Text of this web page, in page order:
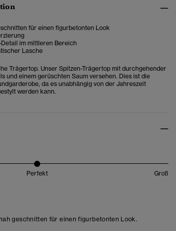
für einen figurbetonten Look
im mittleren Bereich
Lasche
Trägertop. Unser Spitzen-Trägertop mit durchgehender
und einem gerüschten Saum versehen. Dies ist die
da es unabhängig von der Jahreszeit
werden kann.
Perfekt Groß
geschnitten für einen figurbetonten Look.